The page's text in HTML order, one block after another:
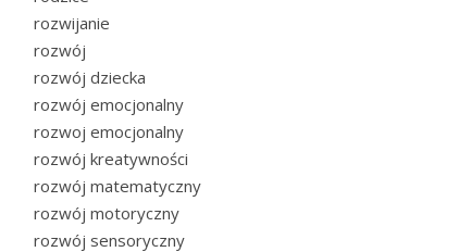
rozwijanie
rozwój
rozwój dziecka
rozwój emocjonalny
rozwoj emocjonalny
rozwój kreatywności
rozwój matematyczny
rozwój motoryczny
rozwój sensoryczny